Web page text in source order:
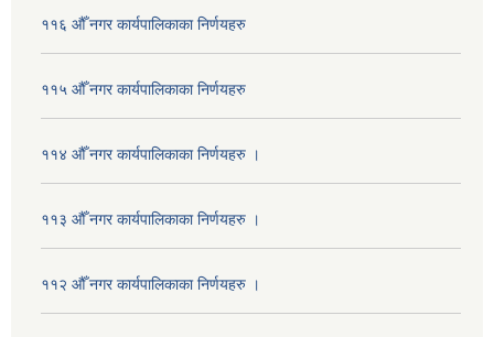
११६ औँ नगर कार्यपालिकाका निर्णयहरु
११५ औँ नगर कार्यपालिकाका निर्णयहरु
११४ औँ नगर कार्यपालिकाका निर्णयहरु ।
११३ औँ नगर कार्यपालिकाका निर्णयहरु ।
११२ औँ नगर कार्यपालिकाका निर्णयहरु ।